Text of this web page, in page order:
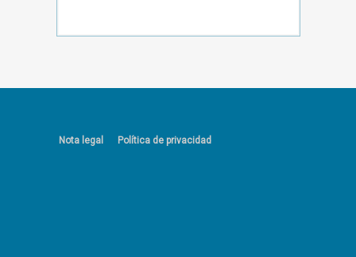
Nota legal Política de privacidad